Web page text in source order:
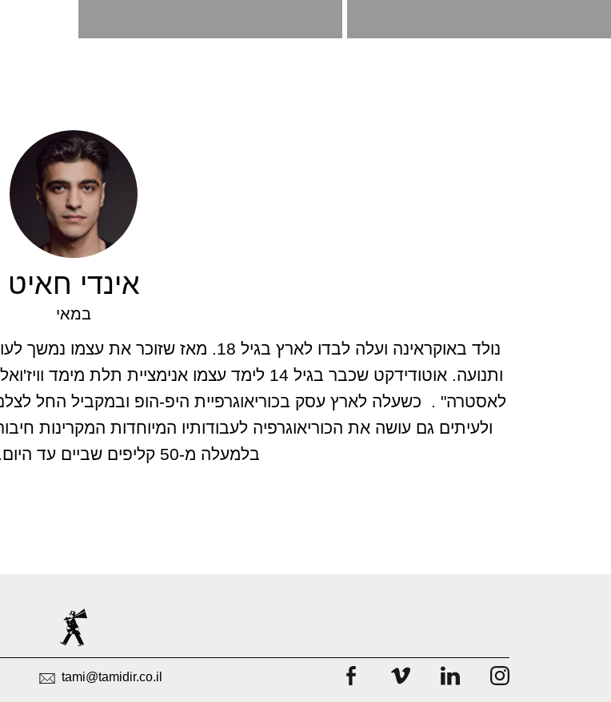
אינדי חאיט
במאי
נולד באוקראינה ועלה לבדו לארץ בגיל 18.
ותנועה. אוטודידקט שכבר בגיל 14 לימד עצמו
לאסטרה" . כשעלה לארץ עסק בכוריאוגרפיית היפ-הופ ובמקביל החל לצלם
ולעיתים גם עושה את הכוריאוגרפיה לעבודותיו המיוחדות המקרינות
בלמעלה מ-50 קליפים שביים עד היום.
tami@tamidir.co.il